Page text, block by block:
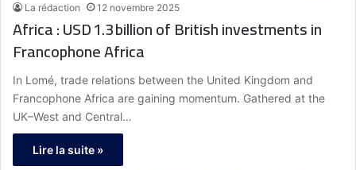
La rédaction 12 novembre 2025
Africa : USD 1.3 billion of British investments in
Francophone Africa
In Lomé, trade relations between the United Kingdom and
Francophone Africa are gaining momentum. Gathered at the
UK–West and Central…
Lire la suite »